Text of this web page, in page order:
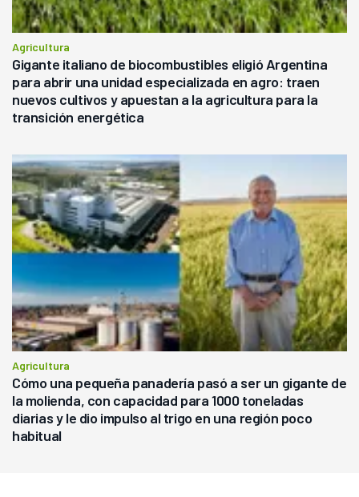
Agricultura
Gigante italiano de biocombustibles eligió Argentina
para abrir una unidad especializada en agro: traen
nuevos cultivos y apuestan a la agricultura para la
transición energética
Agricultura
Cómo una pequeña panadería pasó a ser un gigante de
la molienda, con capacidad para 1000 toneladas
diarias y le dio impulso al trigo en una región poco
habitual